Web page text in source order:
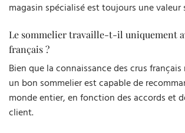
magasin spécialisé est toujours une valeur
Le sommelier travaille-t-il uniquement
français ?
Bien que la connaissance des crus
un bon sommelier est capable de
monde entier, en fonction des accords et
client.